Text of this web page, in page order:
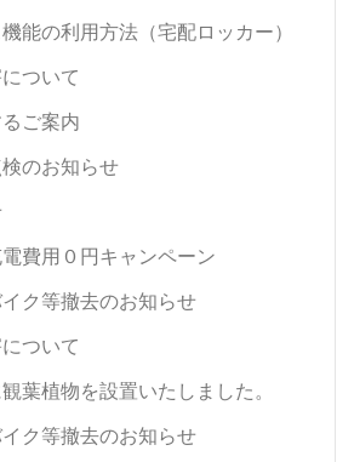
能の利用方法（宅配ロッカー）
ついて
ご案内
のお知らせ
費用０円キャンペーン
ク等撤去のお知らせ
ついて
葉植物を設置いたしました。
ク等撤去のお知らせ